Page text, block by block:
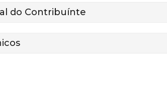
do Contribuínte